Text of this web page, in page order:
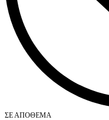
ΣΕ ΑΠΌΘΕΜΑ